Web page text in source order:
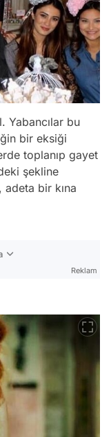
Yabancılar bu
bir eksiği
toplanıp gayet
şekline
adeta bir kına
Reklam